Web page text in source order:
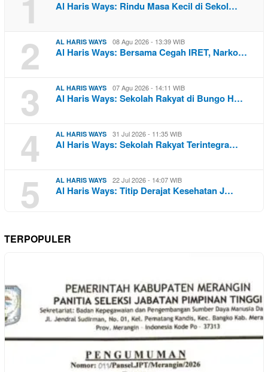
Al Haris Ways: Rindu Masa Kecil di Sekol…
2 AL HARIS WAYS 08 Agu 2026 - 13:39 WIB
Al Haris Ways: Bersama Cegah IRET, Narko…
3 AL HARIS WAYS 07 Agu 2026 - 14:11 WIB
Al Haris Ways: Sekolah Rakyat di Bungo H…
4 AL HARIS WAYS 31 Jul 2026 - 11:35 WIB
Al Haris Ways: Sekolah Rakyat Terintegra…
5 AL HARIS WAYS 22 Jul 2026 - 14:07 WIB
Al Haris Ways: Titip Derajat Kesehatan J…
TERPOPULER